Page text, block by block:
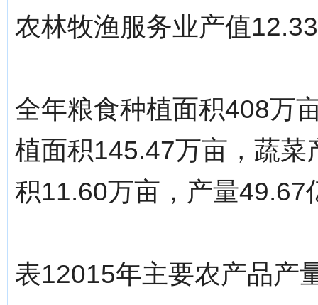
农林牧渔服务业产值
全年粮食种植面积408万
植面积145.47万亩，蔬
积11.60万亩，产量49.67
表12015年主要农产品产